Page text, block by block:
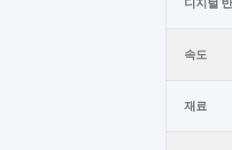
디지털
속도
재료